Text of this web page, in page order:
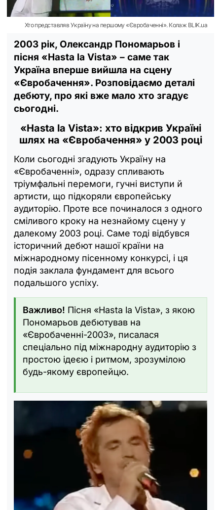
Хто представляв Україну на першому «Євробаченні». Колаж BLIK.ua
2003 рік, Олександр Пономарьов і
пісня «Hasta la Vista» – саме так
Україна вперше вийшла на сцену
«Євробачення». Розповідаємо деталі
дебюту, про які вже мало хто згадує
сьогодні.
«Hasta la Vista»: хто відкрив Україні
шлях на «Євробачення» у 2003 році
Коли сьогодні згадують Україну на
«Євробаченні», одразу спливають
тріумфальні перемоги, гучні виступи й
артисти, що підкоряли європейську
аудиторію. Проте все починалося з одного
сміливого кроку на незнайому сцену у
далекому 2003 році. Саме тоді відбувся
історичний дебют нашої країни на
міжнародному пісенному конкурсі, і ця
подія заклала фундамент для всього
подальшого успіху.
Важливо! Пісня «Hasta la Vista», з якою
Пономарьов дебютував на
«Євробаченні-2003», писалася
спеціально під міжнародну аудиторію з
простою ідеєю і ритмом, зрозумілою
будь-якому європейцю.